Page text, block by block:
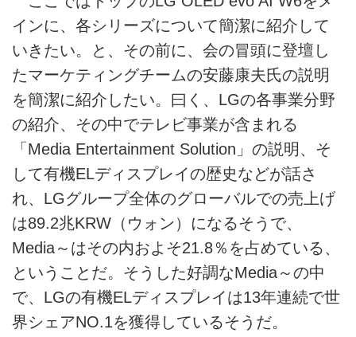
インに、各シリーズについて簡潔に紹介して
いきたい。と、その前に、会の冒頭に登壇し
たマーケティングチームの安藤康夫氏の説明
を簡潔に紹介したい。曰く、LGの各事業分野
の紹介、その中でテレビ事業が含まれる
「Media Entertainment Solution」の説明、そ
して有機ELディスプレイの歴史などが話さ
れ、LGグループ全体のグローバルでの売上げ
は89.2兆KRW（ウォン）になるそうで、
Media～はその内およそ21.8％を占めている、
ということだ。そうした好調なMedia～の中
で、LGの有機ELディスプレイは13年連続で世
界シェアNO.1を獲得しているそうだ。